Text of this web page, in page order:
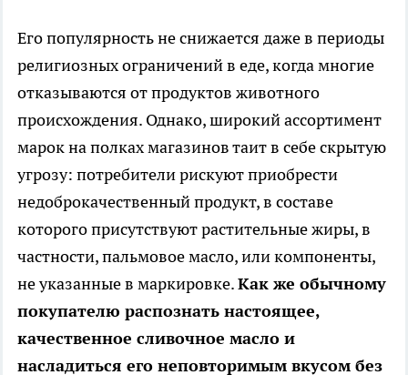
Его популярность не снижается даже в периоды
религиозных ограничений в еде, когда многие
отказываются от продуктов животного
происхождения. Однако, широкий ассортимент
марок на полках магазинов таит в себе скрытую
угрозу: потребители рискуют приобрести
недоброкачественный продукт, в составе
которого присутствуют растительные жиры, в
частности, пальмовое масло, или компоненты,
не указанные в маркировке.Как же обычному
покупателю распознать настоящее,
качественное сливочное масло и
насладиться его неповторимым вкусом без